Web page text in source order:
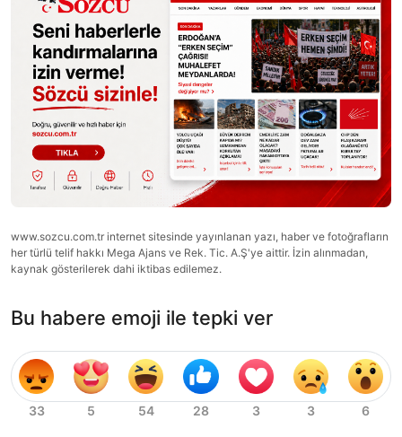
www.sozcu.com.tr internet sitesinde yayınlanan yazı, haber ve fotoğrafların
her türlü telif hakkı Mega Ajans ve Rek. Tic. A.Ş'ye aittir. İzin alınmadan,
kaynak gösterilerek dahi iktibas edilemez.
Bu habere emoji ile tepki ver